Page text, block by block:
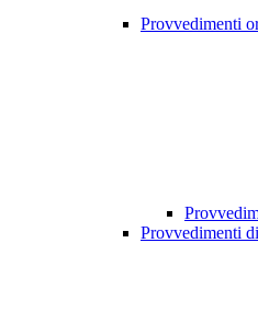
Provvedimenti
Provvedimenti